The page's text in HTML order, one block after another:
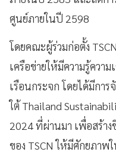
ศูนย์ภายในปี 2598
โดยคณะผู้ร่วมก่อตั้ง
เครือข่ายให้มีความรู้ควา
เรือนกระจก โดยได้มีกา
ใต้ Thailand
2024 ที่ผ่านมา เพื่อสร้า
ของ TSCN ให้มีศักยภาพ